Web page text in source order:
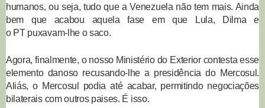
humanos, ou seja, tudo que a Venezuela não tem mais. Ainda
bem que acabou aquela fase em que Lula, Dilma e
o PT puxavam-lhe o saco.
Agora, finalmente, o nosso Ministério do Exterior contesta esse
elemento danoso recusando-lhe a presidência do Mercosul.
Aliás, o Mercosul podia até acabar, permitindo negociações
bilaterais com outros paises. É isso.